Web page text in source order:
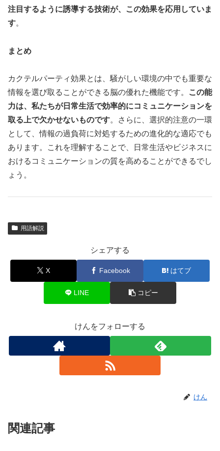
注目するように誘導する技術が、この効果を応用していま
す。
まとめ
カクテルパーティ効果とは、騒がしい環境の中でも重要な
情報を選び取ることができる脳の優れた機能です。
この能
力は、私たちが日常生活で効率的にコミュニケーションを
取る上で欠かせないものです。さらに、選択的注意の一環
として、情報の過負荷に対処するための進化的な適応でも
あります。これを理解することで、日常生活やビジネスに
おけるコミュニケーションの質を高めることができるでし
ょう。
用語解説
シェアする
X Facebook はてブ
LINE コピー
けんをフォローする
けん
関連記事